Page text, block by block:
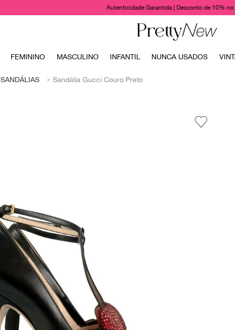
Autenticidade Garantida | Desconto de 10% no
TERMOS MAIS BUSCADOS
FEMININO MASCULINO INFANTIL NUNCA USADOS
SANDÁLIAS Sandália Gucci Couro Preto